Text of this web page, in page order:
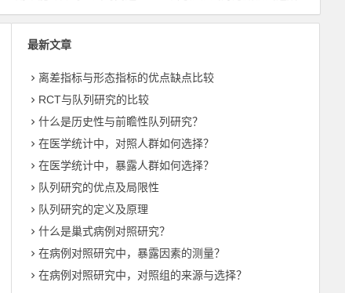
出错的问题？
最新文章
离差指标与形态指标的优点缺点比较
RCT与队列研究的比较
什么是历史性与前瞻性队列研究？
在医学统计中，对照人群如何选择？
在医学统计中，暴露人群如何选择？
队列研究的优点及局限性
队列研究的定义及原理
什么是巢式病例对照研究？
在病例对照研究中，暴露因素的测量？
在病例对照研究中，对照组的来源与选择？